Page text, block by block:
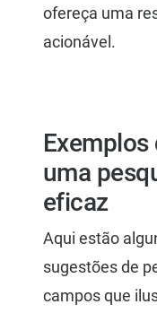
ofereça uma
acionável.
uma
eficaz
Aqui estão
sugestões de
campos que